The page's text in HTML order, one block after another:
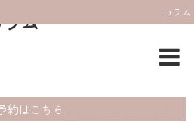
コラム
約はこちら
ム
ィス国立の女性専